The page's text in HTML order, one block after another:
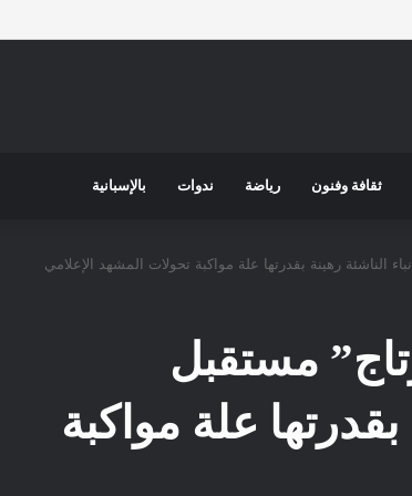
ثقافة وفنون رياضة ندوات بالإسبانية
الناشئة رهينة بقدرتها علة مواكبة تحولات المشهد الإعلامي
مستقبل
بقدرتها علة مواكبة